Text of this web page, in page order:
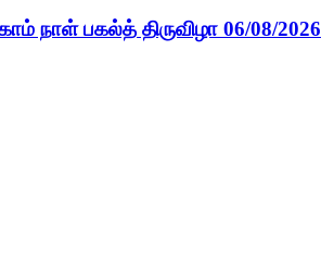
நாள் பகல்த் திருவிழா 06/08/2026